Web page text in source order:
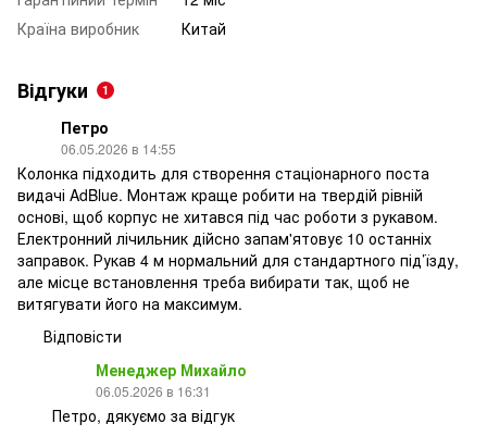
Країна виробник
Китай
Відгуки 1
Петро
06.05.2026 в 14:55
Колонка підходить для створення стаціонарного поста
видачі AdBlue. Монтаж краще робити на твердій рівній
основі, щоб корпус не хитався під час роботи з рукавом.
Електронний лічильник дійсно запам'ятовує 10 останніх
заправок. Рукав 4 м нормальний для стандартного під’їзду,
але місце встановлення треба вибирати так, щоб не
витягувати його на максимум.
Відповісти
Менеджер Михайло
06.05.2026 в 16:31
Петро, дякуємо за відгук